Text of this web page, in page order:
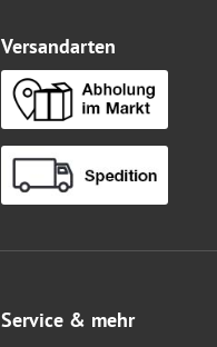
Versandarten
Service & mehr